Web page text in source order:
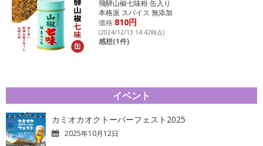
飛騨山椒七味粉 缶入り
本格派 スパイス 無添加
価格:810円
(2024/12/13 14:42時点)
感想(1件)
イベント
カミオカオクトーバーフェスト2025
2025年10月12日